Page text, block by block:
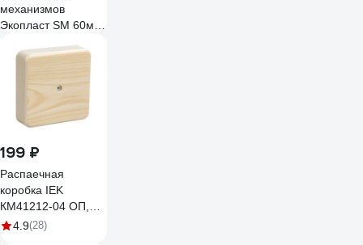
механизмов
Экопласт SM 60мм
199 ₽
Распаечная
коробка IEK
КМ41212-04 ОП,
75x75x20, IP20,
4.9(28)